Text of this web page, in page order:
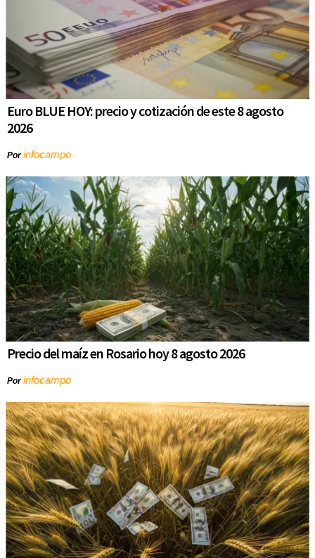
Euro BLUE HOY: precio y cotización de este 8 agosto
2026
Porinfocampo
Precio del maíz en Rosario hoy 8 agosto 2026
Porinfocampo